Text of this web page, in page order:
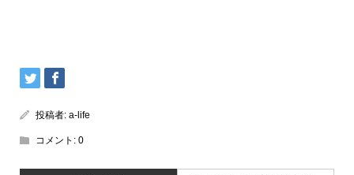
投稿者: a-life
コメント: 0